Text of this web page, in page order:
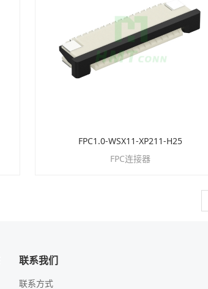
FPC1.0-WSX11-XP211-H25
FPC连接器
联系我们
联系方式